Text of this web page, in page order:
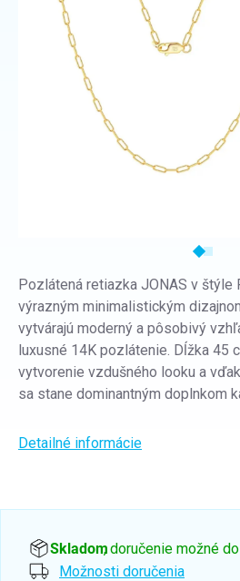
Pozlátená retiazka JONAS v štýle
výrazným minimalistickým
vytvárajú moderný a pôsobivý
luxusné 14K pozlátenie. Dĺžka 45
vytvorenie vzdušného looku a
sa stane dominantným doplnkom
Detailné informácie
Skladom, doručenie možné do
Možnosti doručenia